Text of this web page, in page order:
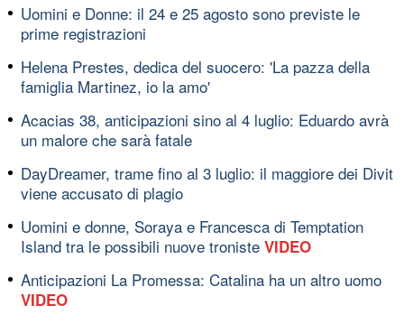
Uomini e Donne: il 24 e 25 agosto sono previste le
prime registrazioni
Helena Prestes, dedica del suocero: 'La pazza della
famiglia Martinez, io la amo'
Acacias 38, anticipazioni sino al 4 luglio: Eduardo avrà
un malore che sarà fatale
DayDreamer, trame fino al 3 luglio: il maggiore dei Divit
viene accusato di plagio
Uomini e donne, Soraya e Francesca di Temptation
Island tra le possibili nuove troniste VIDEO
Anticipazioni La Promessa: Catalina ha un altro uomo
VIDEO